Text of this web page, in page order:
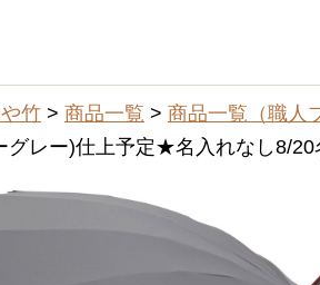
竹 > 商品一覧 > 商品一覧（職人
グレー)仕上予定★名入れなし8/